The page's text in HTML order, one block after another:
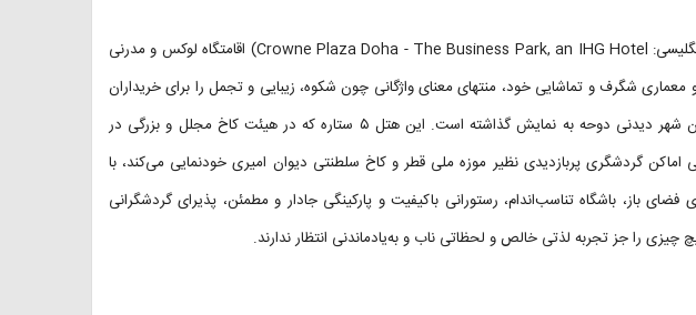
هتل کراون پلازا دوحه بیزینس پارک (به انگلیسی: Crowne Plaza Doha - The Business Park, an IHG Hotel) اقامتگاه لوکس و مدرنی
شگرف و تماشایی خود، منتهای معنای واژگانی چون شکوه، زیبایی و تجمل را برای خریداران
سفرمارکت و مسافران شهر دیدنی دوحه به نمایش گذاشته است. این هتل ۵ ستاره که در هیئت کاخ مجلل و بزرگی در
گردشگری پربازدیدی نظیر موزه ملی قطر و کاخ سلطنتی دیوان امیری خودنمایی می‌کند، با
باز، باشگاه تناسب‌اندام، رستورانی باکیفیت و پارکینگی جادار و مطمئن، پذیرای گردشگرانی
را جز تجربه لذتی خالص و لحظاتی ناب و به‌یادماندنی انتظار ندارند.